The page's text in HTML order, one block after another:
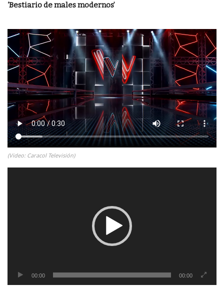
‘Bestiario de males modernos’
(Video: Caracol Televisión)
00:00 00:00